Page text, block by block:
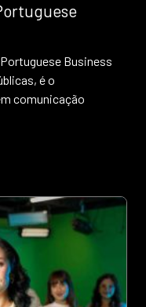
Business
é o
comunicação